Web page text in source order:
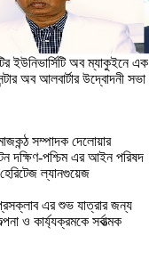
অব ম্যাকুইনে এক
অব আলবার্টার উদ্বোদনী সভা
সম্পাদক দেলোয়ার
দক্ষিণ-পশ্চিম এর আইন পরিষদ
ল্যানগুয়েজ
এর শুভ যাত্রার জন্য
ও কার্য্যক্রমকে সর্বাত্মক